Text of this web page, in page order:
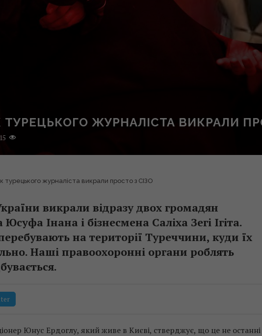
ТУРЕЦЬКОГО ЖУРНАЛІСТА ВИКРАЛИ
турецького журналіста викрали просто з СІЗО
викрали відразу двох громадян
Інана і бізнесмена Саліха Зегі Ігіта.
на території Туреччини, куди їх
Наші правоохоронні органи роблять
Юнус Ердоглу, який живе в Києві, стверджує, що це не останні